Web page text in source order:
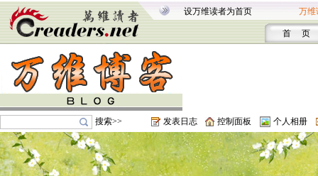
设万维读者为首页 万维
首 页
搜索>> 发表日志 控制面板 个人相册